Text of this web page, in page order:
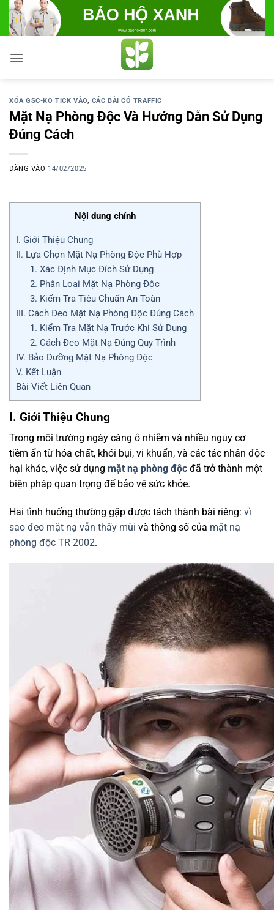
Bỏ
qua
nội
dung
XÓA GSC-KO TICK VÀO, CÁC BÀI CÓ TRAFFIC
Mặt Nạ Phòng Độc Và Hướng Dẫn Sử Dụng
Đúng Cách
ĐĂNG VÀO 14/02/2025
Nội dung chính
I. Giới Thiệu Chung
II. Lựa Chọn Mặt Nạ Phòng Độc Phù Hợp
1. Xác Định Mục Đích Sử Dụng
2. Phân Loại Mặt Nạ Phòng Độc
3. Kiểm Tra Tiêu Chuẩn An Toàn
III. Cách Đeo Mặt Nạ Phòng Độc Đúng Cách
1. Kiểm Tra Mặt Nạ Trước Khi Sử Dụng
2. Cách Đeo Mặt Nạ Đúng Quy Trình
IV. Bảo Dưỡng Mặt Nạ Phòng Độc
V. Kết Luận
Bài Viết Liên Quan
I. Giới Thiệu Chung
Trong môi trường ngày càng ô nhiễm và nhiều nguy cơ
tiềm ẩn từ hóa chất, khói bụi, vi khuẩn, và các tác nhân độc
hại khác, việc sử dụng mặt nạ phòng độc đã trở thành một
biện pháp quan trọng để bảo vệ sức khỏe.
Hai tình huống thường gặp được tách thành bài riêng: vì
sao đeo mặt nạ vẫn thấy mùi và thông số của mặt nạ
phòng độc TR 2002.